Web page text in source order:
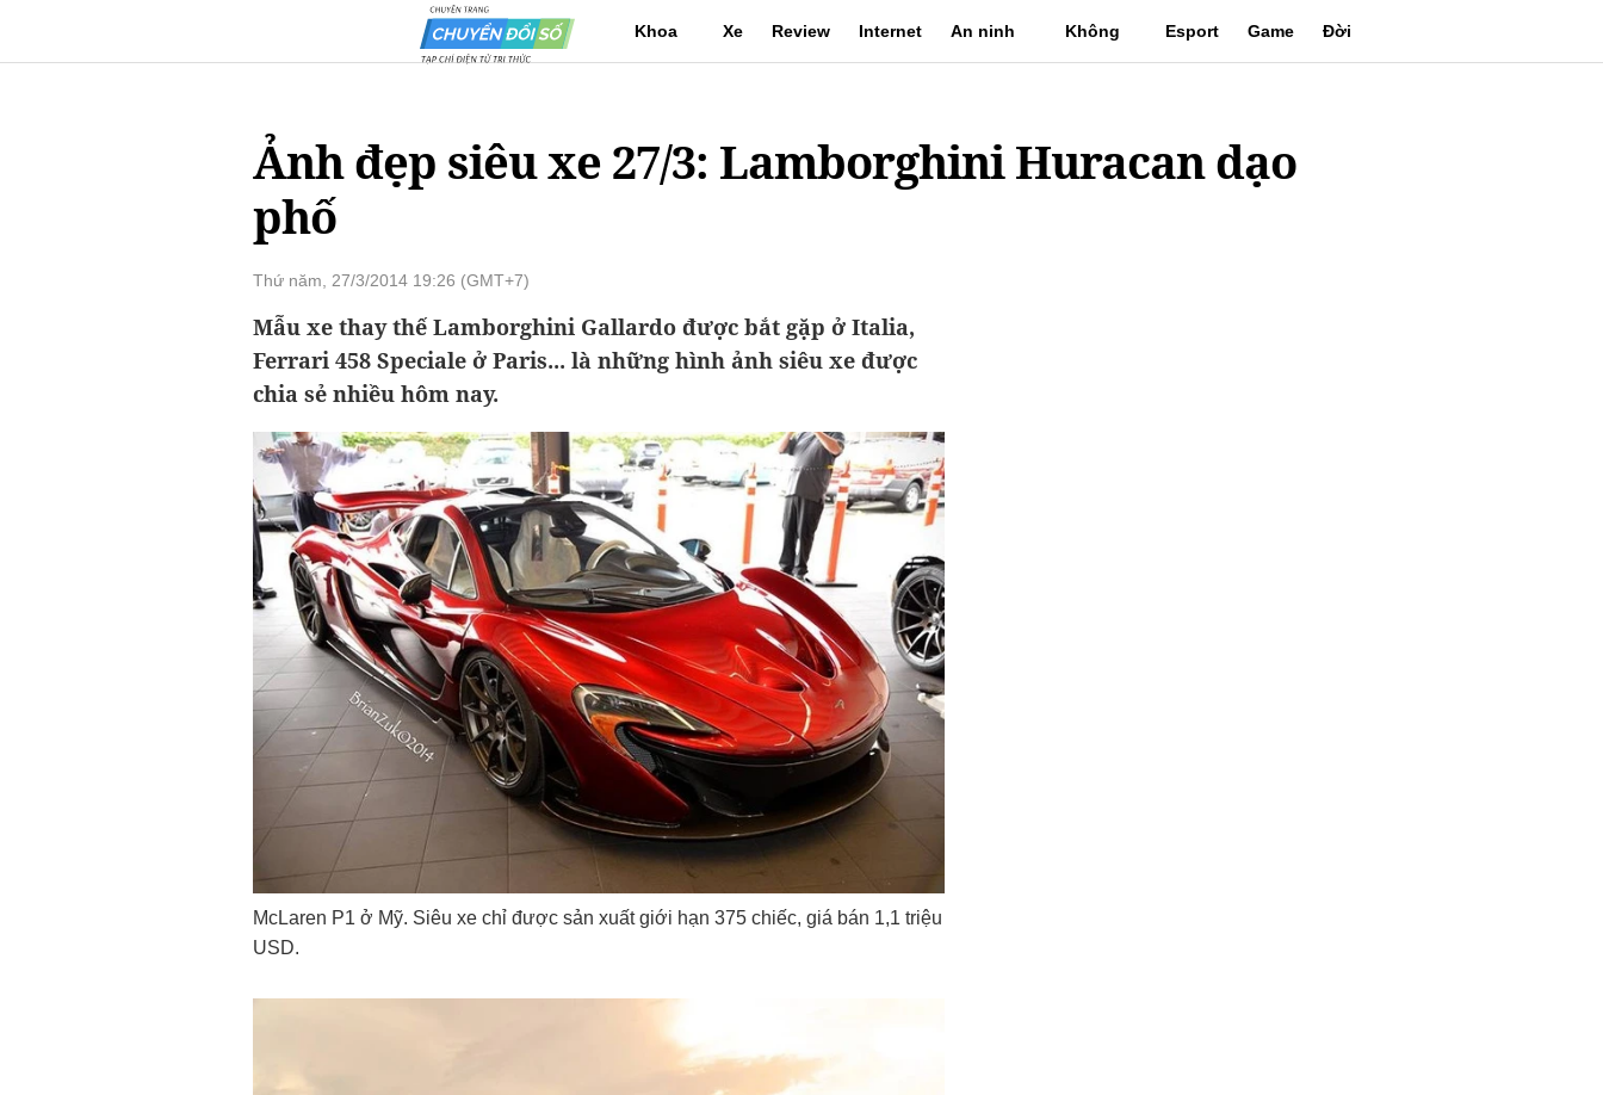
Khoa Xe Review Internet An ninh Không Esport Game Đời
Ảnh đẹp siêu xe 27/3: Lamborghini Huracan dạo
phố
Thứ năm, 27/3/2014 19:26 (GMT+7)
Mẫu xe thay thế Lamborghini Gallardo được bắt gặp ở Italia,
Ferrari 458 Speciale ở Paris... là những hình ảnh siêu xe được
chia sẻ nhiều hôm nay.
McLaren P1 ở Mỹ. Siêu xe chỉ được sản xuất giới hạn 375 chiếc, giá bán 1,1 triệu
USD.